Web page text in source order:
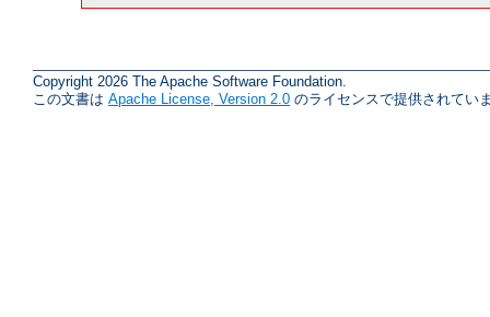
Copyright 2026 The Apache Software Foundation.
この文書は Apache License, Version 2.0 のライセンスで提供されてい